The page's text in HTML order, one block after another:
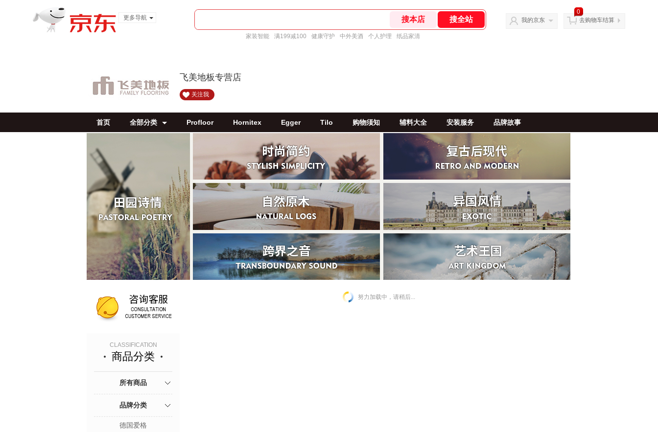
更多导航
家装智能 满199减100 健康守护 中外美酒 个人护理 纸品家清
我的京东
0
去购物车结算
飞美地板专营店
关注我
首页 全部分类 Profloor Hornitex Egger Tilo 购物须知 辅料大全 安装服务 品牌故事
CLASSIFICATION
商品分类
所有商品
品牌分类
德国爱格
努力加载中，请稍后...